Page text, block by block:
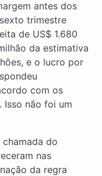
antes dos
trimestre
de US$ 1.680
da estimativa
e o lucro por
com os
Isso não foi um
do
nas
da regra